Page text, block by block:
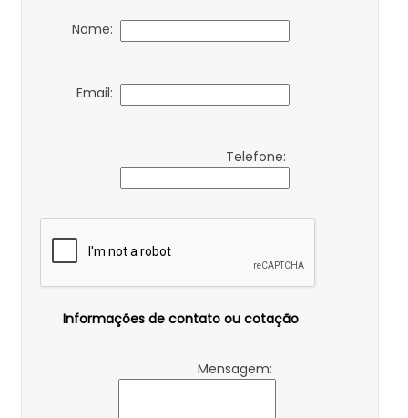
Nome:
Email:
Telefone:
Informações de contato ou cotação
Mensagem: